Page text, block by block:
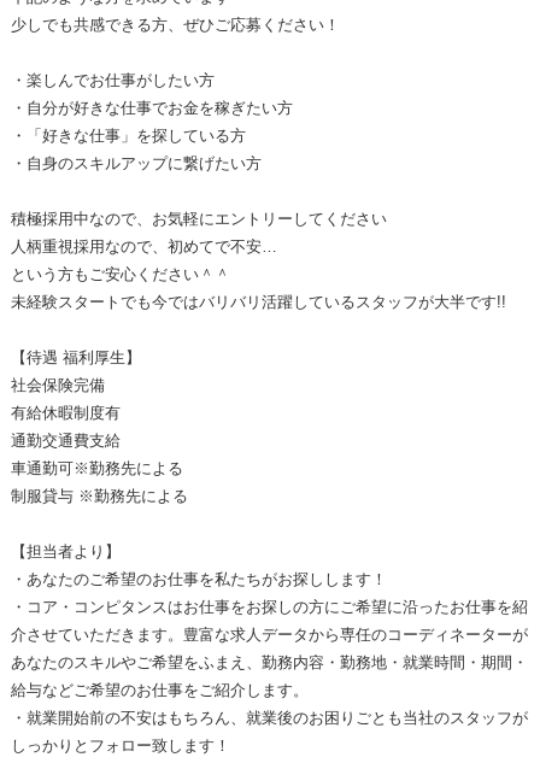
少しでも共感できる方、ぜひご応募ください！
・楽しんでお仕事がしたい方
・自分が好きな仕事でお金を稼ぎたい方
・「好きな仕事」を探している方
・自身のスキルアップに繋げたい方
積極採用中なので、お気軽にエントリーしてください
人柄重視採用なので、初めてで不安…
という方もご安心ください＾＾
未経験スタートでも今ではバリバリ活躍しているスタッフが大半です!!
【待遇 福利厚生】
社会保険完備
有給休暇制度有
通勤交通費支給
車通勤可※勤務先による
制服貸与 ※勤務先による
【担当者より】
・あなたのご希望のお仕事を私たちがお探しします！
・コア・コンピタンスはお仕事をお探しの方にご希望に沿ったお仕事を紹
介させていただきます。豊富な求人データから専任のコーディネーターが
あなたのスキルやご希望をふまえ、勤務内容・勤務地・就業時間・期間・
給与などご希望のお仕事をご紹介します。
・就業開始前の不安はもちろん、就業後のお困りごとも当社のスタッフが
しっかりとフォロー致します！